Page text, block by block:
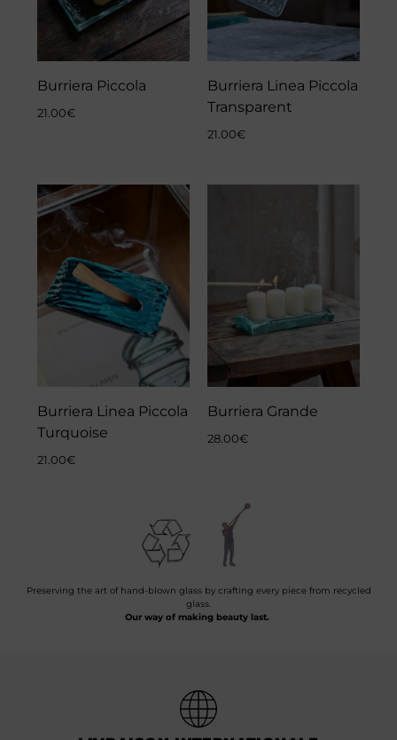
Burriera Piccola
21.00€
Burriera Linea Piccola
Transparent
21.00€
Burriera Linea Piccola
Turquoise
21.00€
Burriera Grande
28.00€
Preserving the art of hand-blown glass by crafting every piece from recycled
glass.
Our way of making beauty last.